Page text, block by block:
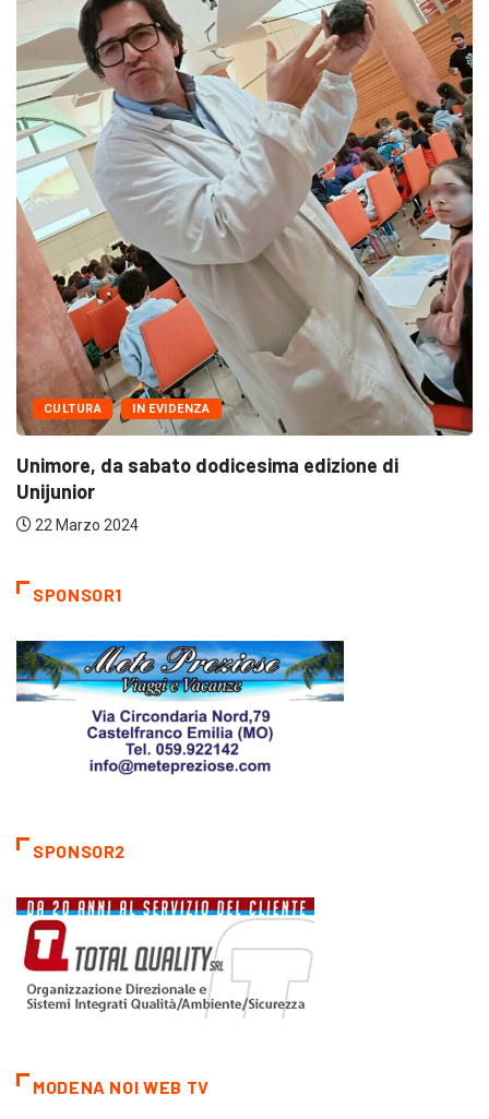
IN EVIDENZA
sabato dodicesima edizione di
SPONSOR1
SPONSOR2
MODENA NOI WEB TV